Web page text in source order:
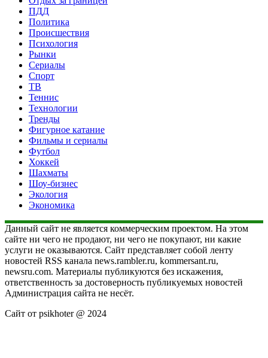
ПДД
Политика
Происшествия
Психология
Рынки
Сериалы
Спорт
ТВ
Теннис
Технологии
Тренды
Фигурное катание
Фильмы и сериалы
Футбол
Хоккей
Шахматы
Шоу-бизнес
Экология
Экономика
Данный сайт не является коммерческим проектом. На этом
сайте ни чего не продают, ни чего не покупают, ни какие
услуги не оказываются. Сайт представляет собой ленту
новостей RSS канала news.rambler.ru, kommersant.ru,
newsru.com. Материалы публикуются без искажения,
ответственность за достоверность публикуемых новостей
Администрация сайта не несёт.
Сайт от psikhoter @ 2024